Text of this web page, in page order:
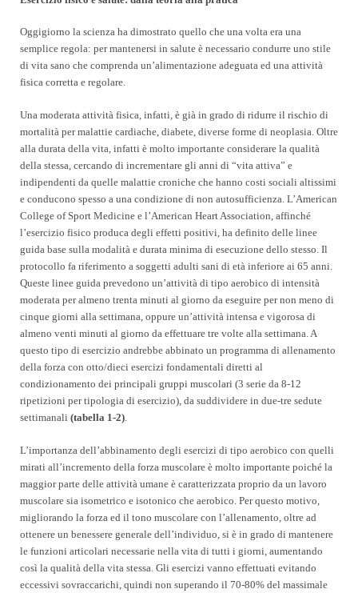
Oggigiorno la scienza ha dimostrato quello che una volta era una
semplice regola: per mantenersi in salute è necessario condurre uno stile
di vita sano che comprenda un’alimentazione adeguata ed una attività
fisica corretta e regolare.
Una moderata attività fisica, infatti, è già in grado di ridurre il rischio di
mortalità per malattie cardiache, diabete, diverse forme di neoplasia. Oltre
alla durata della vita, infatti è molto importante considerare la qualità
della stessa, cercando di incrementare gli anni di “vita attiva” e
indipendenti da quelle malattie croniche che hanno costi sociali altissimi
e conducono spesso a una condizione di non autosufficienza. L’American
College of Sport Medicine e l’American Heart Association, affinché
l’esercizio fisico produca degli effetti positivi, ha definito delle linee
guida base sulla modalità e durata minima di esecuzione dello stesso. Il
protocollo fa riferimento a soggetti adulti sani di età inferiore ai 65 anni.
Queste linee guida prevedono un’attività di tipo aerobico di intensità
moderata per almeno trenta minuti al giorno da eseguire per non meno di
cinque giorni alla settimana, oppure un’attività intensa e vigorosa di
almeno venti minuti al giorno da effettuare tre volte alla settimana. A
questo tipo di esercizio andrebbe abbinato un programma di allenamento
della forza con otto/dieci esercizi fondamentali diretti al
condizionamento dei principali gruppi muscolari (3 serie da 8-12
ripetizioni per tipologia di esercizio), da suddividere in due-tre sedute
settimanali (tabella 1-2).
L’importanza dell’abbinamento degli esercizi di tipo aerobico con quelli
mirati all’incremento della forza muscolare è molto importante poiché la
maggior parte delle attività umane è caratterizzata proprio da un lavoro
muscolare sia isometrico e isotonico che aerobico. Per questo motivo,
migliorando la forza ed il tono muscolare con l’allenamento, oltre ad
ottenere un benessere generale dell’individuo, si è in grado di mantenere
le funzioni articolari necessarie nella vita di tutti i giorni, aumentando
così la qualità della vita stessa. Gli esercizi vanno effettuati evitando
eccessivi sovraccarichi, quindi non superando il 70-80% del massimale